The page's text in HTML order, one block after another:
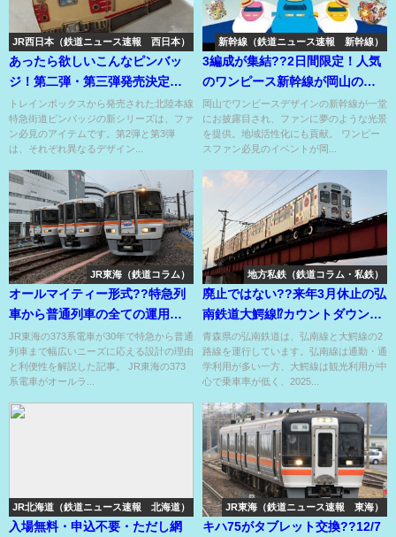
JR西日本（鉄道ニュース速報 西日本）
あったら欲しいこんなピンバッ
ジ！第二弾・第三弾発売決定！
コレクトブックあり〼！
トレインボックスから発売された北陸本線
特急街道ピンバッジの新シリーズは、ファ
ン必見のアイテムです。第2弾と第3弾
は、それぞれ異なるデザイン...
新幹線（鉄道ニュース速報 新幹線）
3編成が集結??2日間限定！人気
のワンピース新幹線が岡山の車
両基地でお披露目♡
岡山でワンピースデザインの新幹線が一堂
にお披露目され、ファンに夢のような光景
を提供。地域活性化にも貢献。 ワンピー
スファン必見のイベントが岡...
JR東海（鉄道コラム）
オールマイティー形式??特急列
車から普通列車の全ての運用を
こなす車両??
JR東海の373系電車が30年で特急から普通
列車まで幅広いニーズに応える設計の理由
と利便性を解説した記事。 JR東海の373
系電車がオールラ...
地方私鉄（鉄道コラム・私鉄）
廃止ではない??来年3月休止の弘
南鉄道大鰐線⁉カウントダウンパ
ネルアリ〼⁉
青森県の弘南鉄道は、弘南線と大鰐線の2
路線を運行しています。弘南線は通勤・通
学利用が多い一方、大鰐線は観光利用が中
心で乗車率が低く、2025...
JR北海道（鉄道ニュース速報 北海道）
入場無料・申込不要・ただし網
JR東海（鉄道ニュース速報 東海）
キハ75がタブレット交換??12/7